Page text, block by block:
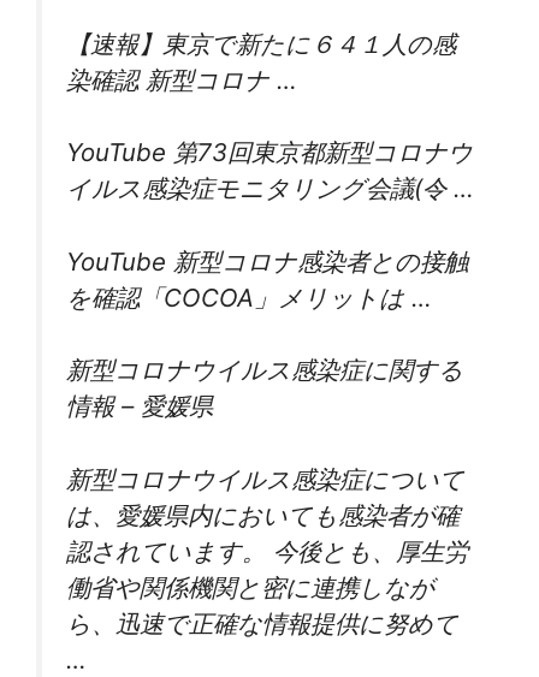
【速報】東京で新たに６４１人の感
染確認 新型コロナ …
YouTube 第73回東京都新型コロナウ
イルス感染症モニタリング会議(令 …
YouTube 新型コロナ感染者との接触
を確認「COCOA」メリットは …
新型コロナウイルス感染症に関する
情報 – 愛媛県
新型コロナウイルス感染症について
は、愛媛県内においても感染者が確
認されています。 今後とも、厚生労
働省や関係機関と密に連携しなが
ら、迅速で正確な情報提供に努めて
…